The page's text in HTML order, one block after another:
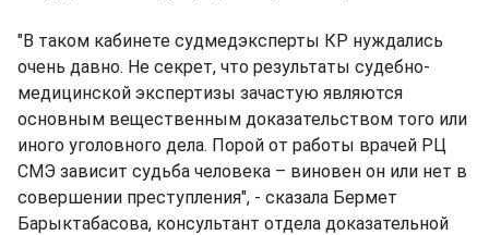
"В таком кабинете судмедэксперты КР нуждались
очень давно. Не секрет, что результаты судебно-
медицинской экспертизы зачастую являются
основным вещественным доказательством того или
иного уголовного дела. Порой от работы врачей РЦ
СМЭ зависит судьба человека – виновен он или нет в
совершении преступления", - сказала Бермет
Барыктабасова, консультант отдела доказательной